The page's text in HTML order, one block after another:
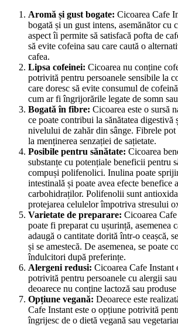
Aromă și gust bogate: Cicoarea Cafe
bogată și un gust intens, asemănător cu
aspect îi permite să satisfacă pofta de
să evite cofeina sau care caută o
cafea.
Lipsa cofeinei: Cicoarea nu conține
potrivită pentru persoanele sensibile la
care doresc să evite consumul de
cum ar fi îngrijorările legate de somn sau
Bogată în fibre: Cicoarea este o sursă
ce poate contribui la sănătatea digestivă
nivelului de zahăr din sânge. Fibrele pot
la menținerea senzației de sațietate.
Posibile pentru sănătate: Cicoarea
substanțe cu potențiale beneficii pentru
compuși polifenolici. Inulina poate
intestinală și poate avea efecte benefice
carbohidraților. Polifenolii sunt
protejarea celulelor împotriva stresului
Varietate de preparare: Cicoarea
poate fi preparat cu ușurință, asemenea
adaugă o cantitate dorită într-o ceașcă,
și se amestecă. De asemenea, se poate
îndulcitori după preferințe.
Alergeni redusi: Cicoarea Cafe Instant
potrivită pentru persoanele cu alergii
deoarece nu conține lactoză sau produse
Opțiune vegană: Deoarece este
Cafe Instant este o opțiune potrivită
îngrijesc de o dietă vegană sau